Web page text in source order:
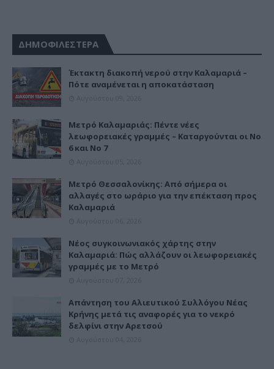
ΔΗΜΟΦΙΛΕΣΤΕΡΑ
Έκτακτη διακοπή νερού στην Καλαμαριά –
Πότε αναμένεται η αποκατάσταση
Μετρό Καλαμαριάς: Πέντε νέες
λεωφορειακές γραμμές – Καταργούνται οι Νο
6 και Νο 7
Μετρό Θεσσαλονίκης: Από σήμερα οι
αλλαγές στο ωράριο για την επέκταση προς
Καλαμαριά
Νέος συγκοινωνιακός χάρτης στην
Καλαμαριά: Πώς αλλάζουν οι λεωφορειακές
γραμμές με το Μετρό
Απάντηση του Αλιευτικού Συλλόγου Νέας
Κρήνης μετά τις αναφορές για το νεκρό
δελφίνι στην Αρετσού